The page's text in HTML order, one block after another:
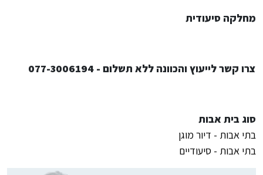
מחלקה סיעודית
צרו קשר לייעוץ והכוונה ללא תשלום - 077-3006194
סוג בית אבות
בתי אבות - דיור מוגן
בתי אבות - סיעודיים